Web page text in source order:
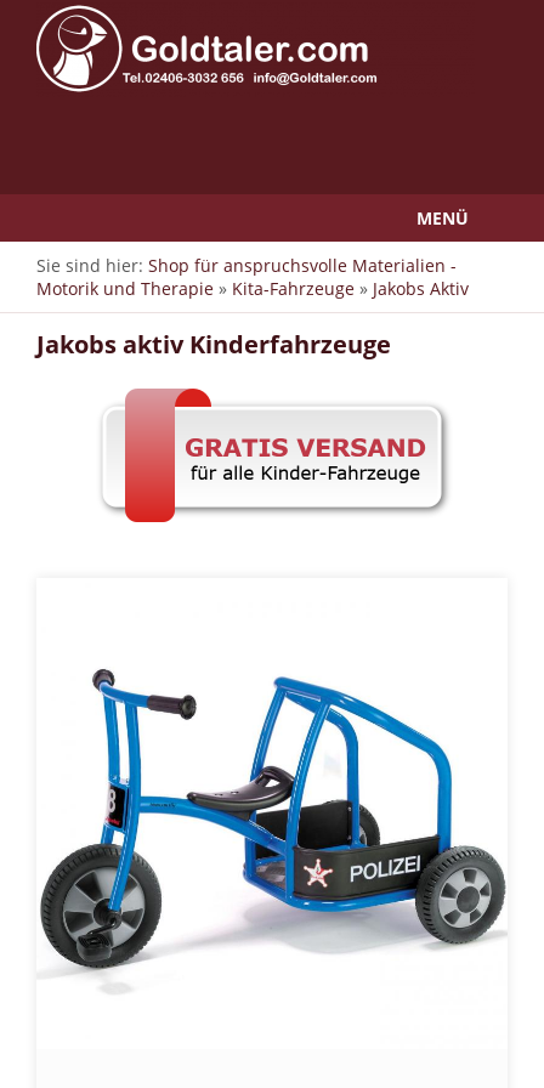
MENÜ
Sie sind hier: Shop für anspruchsvolle Materialien -
Motorik und Therapie » Kita-Fahrzeuge » Jakobs Aktiv
Jakobs aktiv Kinderfahrzeuge